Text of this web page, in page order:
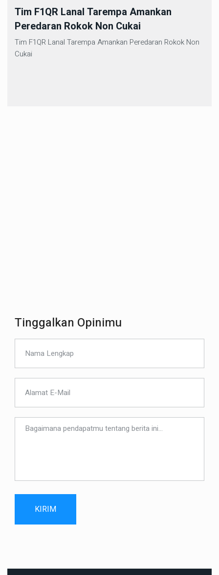
Tim F1QR Lanal Tarempa Amankan
Peredaran Rokok Non Cukai
Tim F1QR Lanal Tarempa Amankan Peredaran Rokok Non
Cukai
Tinggalkan Opinimu
KIRIM